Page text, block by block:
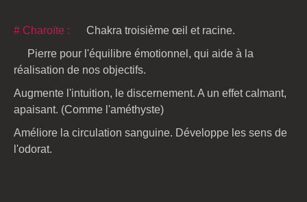
# Charoïte :
Chakra troisième œil et racine.
Pierre pour l'équilibre émotionnel, qui aide à la
réalisation de nos objectifs.
Augmente l'intuition, le discernement. A un effet calmant,
apaisant. (Comme l'améthyste)
Améliore la circulation sanguine. Développe les sens de
l'odorat.